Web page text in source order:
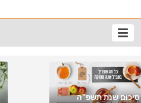
סיכום שנת תשפ"ה